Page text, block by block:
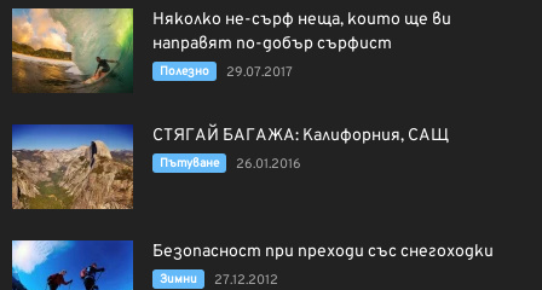
Няколко не-сърф неща, които ще ви
направят по-добър сърфист
Полезно 29.07.2017
СТЯГАЙ БАГАЖА: Калифорния, САЩ
Пътуване 26.01.2016
Безопасност при преходи със снегоходки
Зимни 27.12.2012